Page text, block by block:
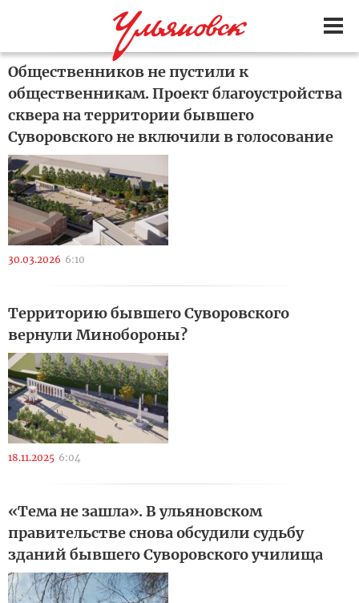
Общественников не пустили к
общественникам. Проект благоустройства
сквера на территории бывшего
Суворовского не включили в голосование
30.03.2026 6:10
Территорию бывшего Суворовского
вернули Минобороны?
18.11.2025 6:04
«Тема не зашла». В ульяновском
правительстве снова обсудили судьбу
зданий бывшего Суворовского училища